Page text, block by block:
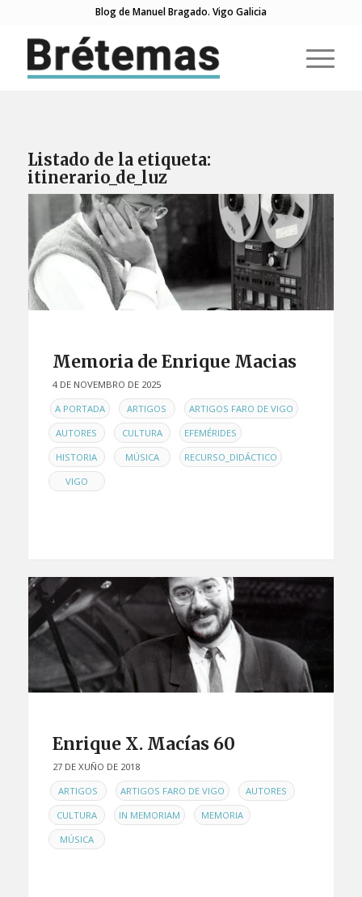
Blog de Manuel Bragado. Vigo Galicia
Listado de la etiqueta:
itinerario_de_luz
Memoria de Enrique Macias
4 DE NOVEMBRO DE 2025
ENA PORTADA , ARTIGOS , ARTIGOS FARO DE VIGO ,
AUTORES , CULTURA , EFEMÉRIDES ,
HISTORIA , MÚSICA , RECURSO_DIDÁCTICO ,
VIGO
Enrique X. Macías 60
27 DE XUÑO DE 2018
EN ARTIGOS , ARTIGOS FARO DE VIGO , AUTORES ,
CULTURA , IN MEMORIAM , MEMORIA ,
MÚSICA